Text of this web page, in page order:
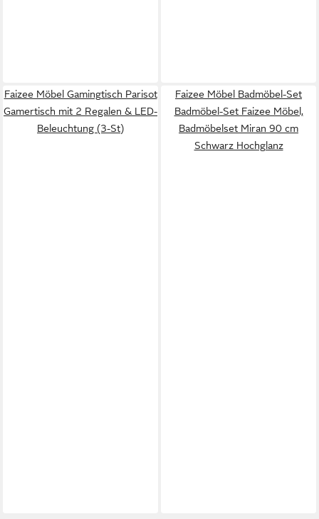
Faizee Möbel Gamingtisch Parisot
Gamertisch mit 2 Regalen & LED-
Beleuchtung (3-St)
Faizee Möbel Badmöbel-Set
Badmöbel-Set Faizee Möbel,
Badmöbelset Miran 90 cm
Schwarz Hochglanz